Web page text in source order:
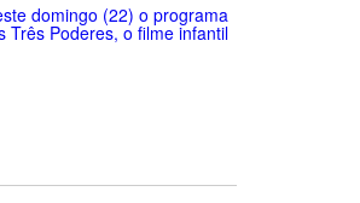
domingo (22) o programa
Poderes, o filme infantil